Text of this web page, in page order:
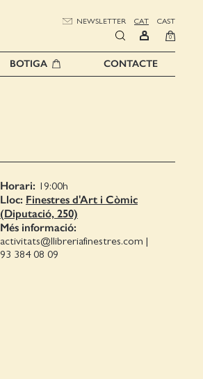
NEWSLETTER CAT CAST
0
BOTIGA CONTACTE
Horari: 19:00h
Lloc: Finestres d'Art i Còmic
(Diputació, 250)
Més informació:
activitats@llibreriafinestres.com |
93 384 08 09